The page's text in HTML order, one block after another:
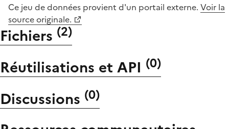
Ce jeu de données provient d'un portail externe. Voir la
source originale.
Fichiers (2)
Réutilisations et API (0)
Discussions (0)